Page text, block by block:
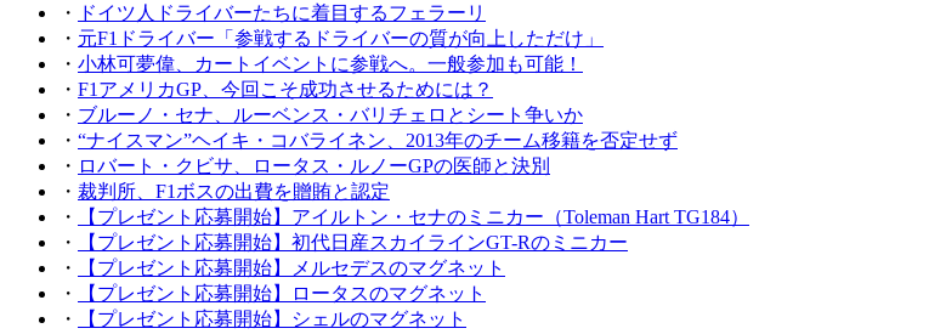
・
ドイツ人ドライバーたちに着目するフェラーリ
・ 元F1ドライバー「参戦するドライバーの質が向上しただけ」
・ 小林可夢偉、カートイベントに参戦へ。一般参加も可能！
・ F1アメリカGP、今回こそ成功させるためには？
・ ブルーノ・セナ、ルーベンス・バリチェロとシート争いか
・ “ナイスマン”ヘイキ・コバライネン、2013年のチーム移籍を否定せず
・ ロバート・クビサ、ロータス・ルノーGPの医師と決別
・ 裁判所、F1ボスの出費を贈賄と認定
・
【プレゼント応募開始】アイルトン・セナのミニカー（Toleman Hart TG184）
・
【プレゼント応募開始】初代日産スカイラインGT-Rのミニカー
・
【プレゼント応募開始】メルセデスのマグネット
・
【プレゼント応募開始】ロータスのマグネット
・
【プレゼント応募開始】シェルのマグネット